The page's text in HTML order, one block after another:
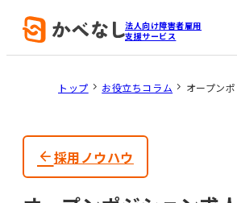
法人向け障害者雇用
支援サービス
トップ お役立ちコラム オープン
採用ノウハウ